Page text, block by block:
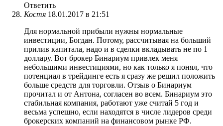
Ответить
Костя 18.01.2017 в 21:51
Для нормальной прибыли нужны нормальные
инвестиции, Богдан. Потому, рассчитывая на больший
прилив капитала, надо и в сделки вкладывать не по 1
доллару. Вот брокер Бинариум привлек меня
небольшими инвестициями, но как только я понял, что
потенциал в трейдинге есть я сразу же решил положить
больше средств для торговли. Отзыв о Бинариум
прочитал и от Антона, согласен во всем. Бинариум это
стабильная компания, работают уже считай 5 год и
весьма успешно, если находятся в числе лидеров среди
брокерских компаний на финансовом рынке РФ.